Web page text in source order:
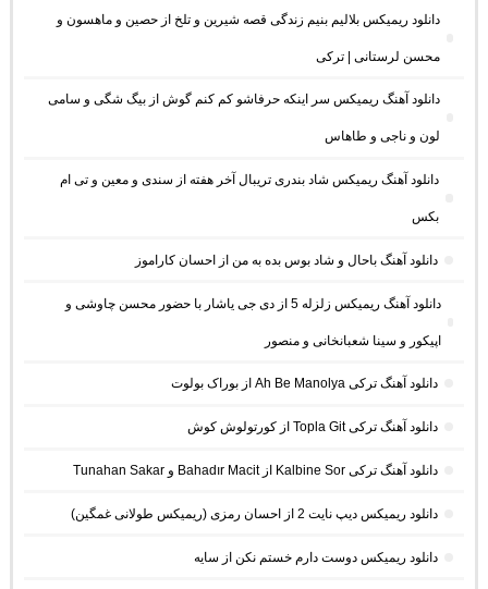
دانلود ریمیکس بلالیم بنیم زندگی قصه شیرین و تلخ از حصین و ماهسون و
محسن لرستانی | ترکی
دانلود آهنگ ریمیکس سر اینکه حرفاشو کم کنم گوش از بیگ شگی و سامی
لون و ناجی و طاهاس
دانلود آهنگ ریمیکس شاد بندری تریبال آخر هفته از سندی و معین و تی ام
بکس
دانلود آهنگ باحال و شاد بوس بده به من از احسان کاراموز
دانلود آهنگ ریمیکس زلزله 5 از دی جی یاشار با حضور محسن چاوشی و
اپیکور و سینا شعبانخانی و منصور
دانلود آهنگ ترکی Ah Be Manolya از بوراک بولوت
دانلود آهنگ ترکی Topla Git از کورتولوش کوش
دانلود آهنگ ترکی Kalbine Sor از Bahadır Macit و Tunahan Sakar
دانلود ریمیکس دیپ نایت 2 از احسان رمزی (ریمیکس طولانی غمگین)
دانلود ریمیکس دوست دارم خستم نکن از سایه